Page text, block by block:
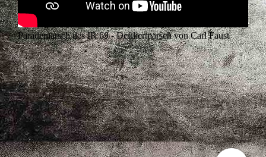
Parademarsch des IR 69 - Defiliermarsch von Carl Faust